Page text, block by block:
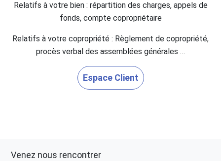
Relatifs à votre bien : répartition des charges, appels de
fonds, compte copropriétaire
Relatifs à votre copropriété : Règlement de copropriété,
procès verbal des assemblées générales …
Espace Client
Venez nous rencontrer